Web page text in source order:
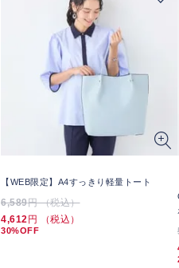
【WEB限定】A4すっきり軽量トート
6,589円 （税込）
4,612 円 （税込）
30%OFF